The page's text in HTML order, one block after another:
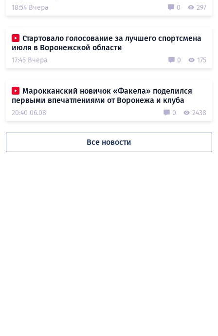
18:54 Вчера 0 297
Стартовало голосование за лучшего спортсмена
июля в Воронежской области
17:45 Вчера 0 175
Марокканский новичок «Факела» поделился
первыми впечатлениями от Воронежа и клуба
20:40 06.08 0 2438
Все новости